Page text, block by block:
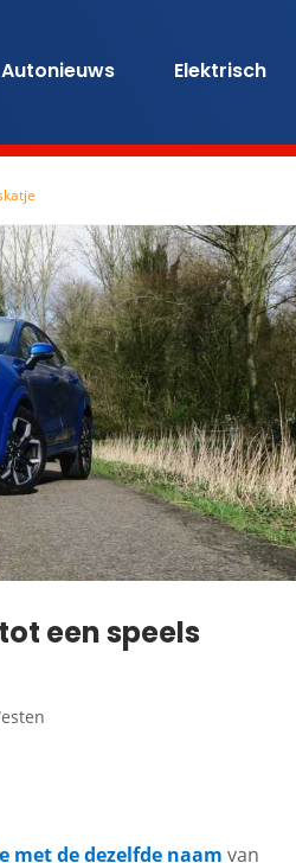
Autonieuws Elektrisch
een speels
met de dezelfde naam van